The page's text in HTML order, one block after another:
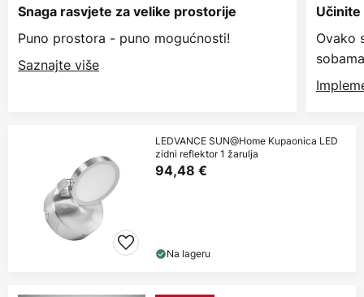
Snaga rasvjete za velike prostorije
Puno prostora - puno mogućnosti!
Saznajte više
Učinite
Ovako
LEDVANCE SUN@Home Kupaonica LED
zidni reflektor 1 žarulja
94,48 €
Na lageru